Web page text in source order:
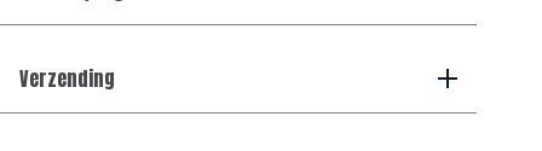
Verzending